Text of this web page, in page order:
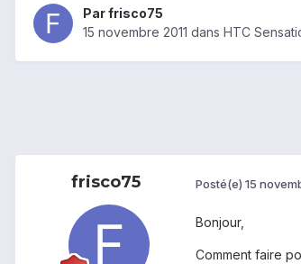
Parfrisco75
15 novembre 2011 dans HTC
frisco75 Posté(e) 15
Bonjour,
Comment faire